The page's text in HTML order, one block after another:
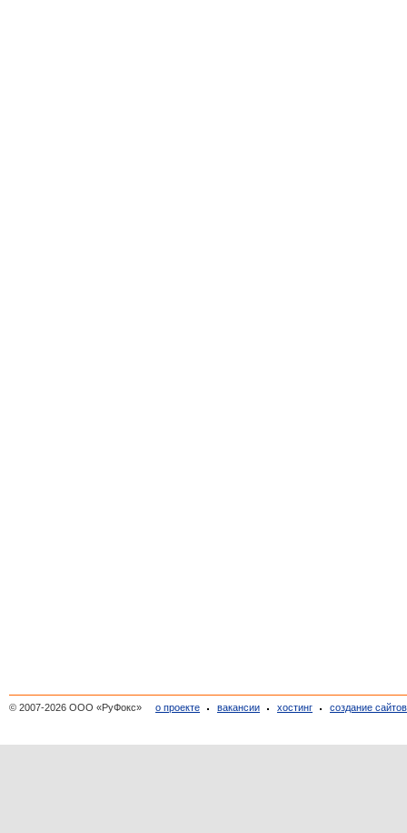
© 2007-2026 ООО «РуФокс» о проекте вакансии хостинг создание сайтов